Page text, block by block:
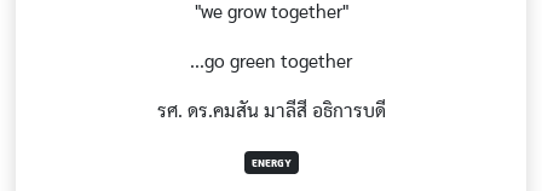
"we grow together"
...go green together
รศ. ดร.คมสัน มาลีสี อธิการบดี
ENERGY